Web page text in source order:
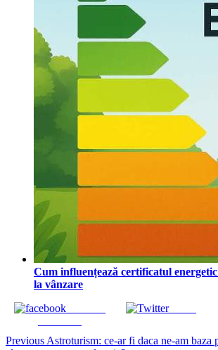
Cum influențează certificatul
la vânzare
Tweet
Continue
Previous Astroturism: ce-ar fi daca ne-am baza